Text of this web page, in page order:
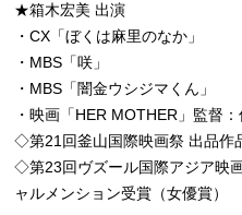
★箱木宏美 出演
・CX「ぼくは麻里のなか」
・MBS「咲」
・MBS「闇金ウシジマくん」
・映画「HER MOTHER」監督
◇第21回釜山国際映画祭 出品作
◇第23回ヴズール国際アジア映
ャルメンション受賞（女優賞）